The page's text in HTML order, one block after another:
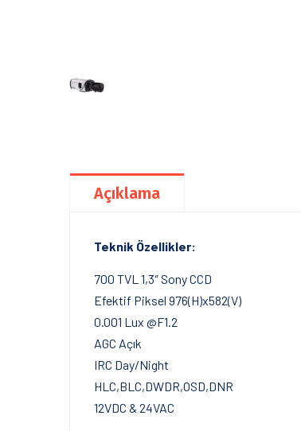
Açıklama
Teknik Özellikler:
700 TVL 1,3″ Sony CCD
Efektif Piksel 976(H)x582(V)
0.001 Lux @F1.2
AGC Açık
IRC Day/Night
HLC,BLC,DWDR,OSD,DNR
12VDC & 24VAC